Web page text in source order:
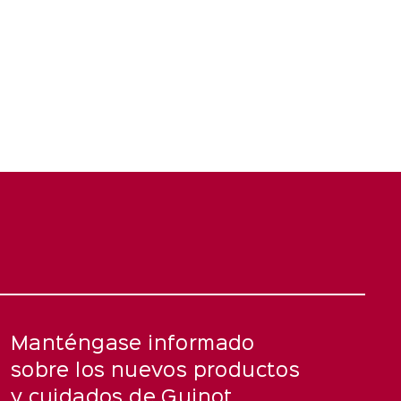
Manténgase informado
sobre los nuevos productos